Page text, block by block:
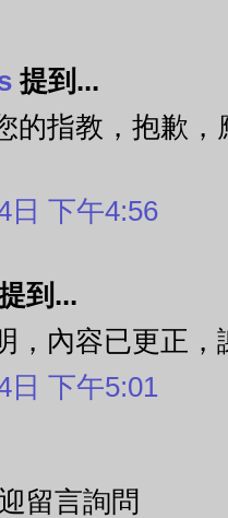
提到...
的指教，抱歉
日 下午4:56
到...
，內容已更正，
日 下午5:01
留言詢問